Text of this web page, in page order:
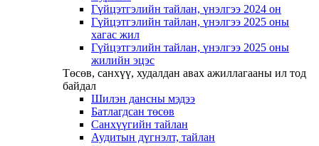
Гүйцэтгэлийн тайлан, үнэлгээ 2024 он
Гүйцэтгэлийн тайлан, үнэлгээ 2025 оны
хагас жил
Гүйцэтгэлийн тайлан, үнэлгээ 2025 оны
жилийн эцэс
Төсөв, санхүү, худалдан авах ажиллагааны ил тод
байдал
Шилэн дансны мэдээ
Батлагдсан төсөв
Санхүүгийн тайлан
Аудитын дүгнэлт, тайлан